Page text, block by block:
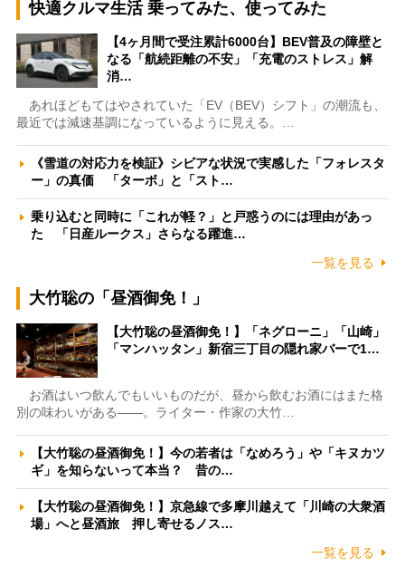
快適クルマ生活 乗ってみた、使ってみた
【4ヶ月間で受注累計6000台】BEV普及の障壁と
なる「航続距離の不安」「充電のストレス」解
消…
あれほどもてはやされていた「EV（BEV）シフト」の潮流も、
最近では減速基調になっているように見える。…
《雪道の対応力を検証》シビアな状況で実感した「フォレスタ
ー」の真価 「ターボ」と「スト…
乗り込むと同時に「これが軽？」と戸惑うのには理由があっ
た 「日産ルークス」さらなる躍進…
一覧を見る
大竹聡の「昼酒御免！」
【大竹聡の昼酒御免！】「ネグローニ」「山崎」
「マンハッタン」新宿三丁目の隠れ家バーで1…
お酒はいつ飲んでもいいものだが、昼から飲むお酒にはまた格
別の味わいがある――。ライター・作家の大竹…
【大竹聡の昼酒御免！】今の若者は「なめろう」や「キヌカツ
ギ」を知らないって本当？ 昔の…
【大竹聡の昼酒御免！】京急線で多摩川越えて「川崎の大衆酒
場」へと昼酒旅 押し寄せるノス…
一覧を見る